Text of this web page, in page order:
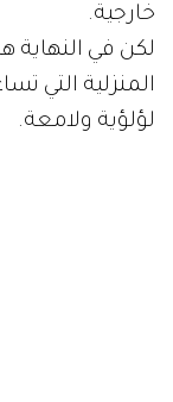
خارجية.
لكن في
المنزلية التي
لؤلؤية ولامعة.